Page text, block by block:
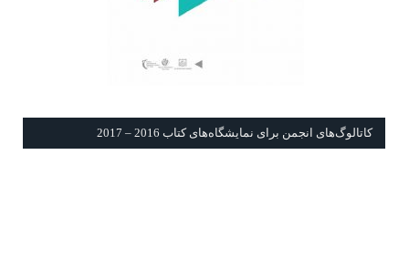
كاتالوگ‌های انجمن برای نمايشگاه‌های كتاب 2016 – 2017